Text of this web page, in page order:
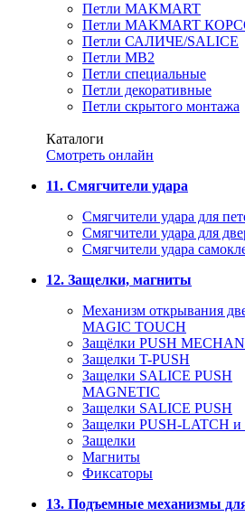
Петли MAKMART
Петли MAKMART
Петли САЛИЧЕ/SALICE
Петли MB2
Петли специальные
Петли декоративные
Петли скрытого монтажа
Каталоги
Смотреть онлайн
11. Смягчители удара
Смягчители удара для
Смягчители удара для
Cмягчители удара
12. Защелки, магниты
Механизм открывания
MAGIC TOUCH
Защёлки PUSH
Защелки T-PUSH
Защелки SALICE PUSH
MAGNETIC
Защелки SALICE PUSH
Защелки PUSH-LATCH и
Защелки
Магниты
Фиксаторы
13. Подъемные механизмы